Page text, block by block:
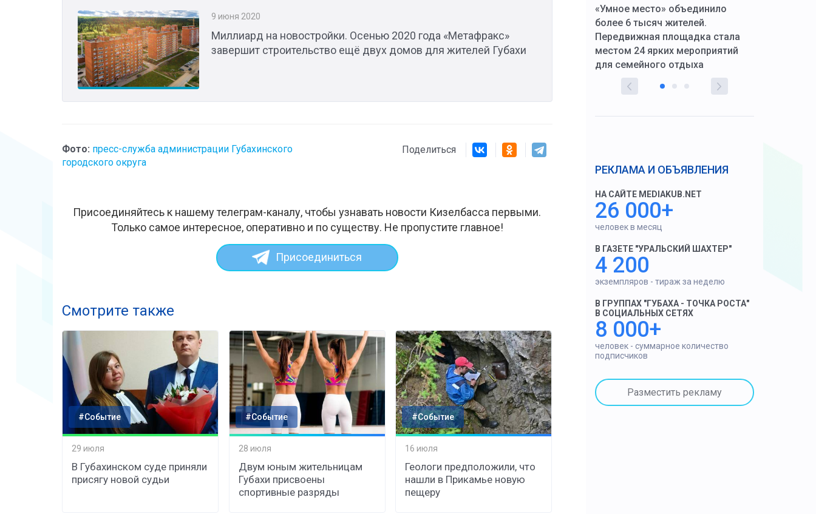
9 июня 2020
Миллиард на новостройки. Осенью 2020 года «Метафракс»
завершит строительство ещё двух домов для жителей Губахи
Фото: пресс-служба администрации Губахинского
городского округа
Поделиться
Присоединяйтесь к нашему телеграм-каналу, чтобы узнавать новости Кизелбасса первыми.
Только самое интересное, оперативно и по существу. Не пропустите главное!
Присоединиться
Смотрите также
#Событие
29 июля
В Губахинском суде приняли
присягу новой судьи
#Событие
28 июля
Двум юным жительницам
Губахи присвоены
спортивные разряды
#Событие
16 июля
Геологи предположили, что
нашли в Прикамье новую
пещеру
спецоперации сделал
реальностью свою детскую
«Умное место» объединило
более 6 тысяч жителей.
Передвижная площадка стала
местом 24 ярких мероприятий
для семейного отдыха
РЕКЛАМА И ОБЪЯВЛЕНИЯ
НА САЙТЕ MEDIAKUB.NET
26 000+
человек в месяц
В ГАЗЕТЕ "УРАЛЬСКИЙ ШАХТЕР"
4 200
экземпляров - тираж за неделю
В ГРУППАХ "ГУБАХА - ТОЧКА РОСТА"
В СОЦИАЛЬНЫХ СЕТЯХ
8 000+
человек - суммарное количество
подписчиков
Разместить рекламу